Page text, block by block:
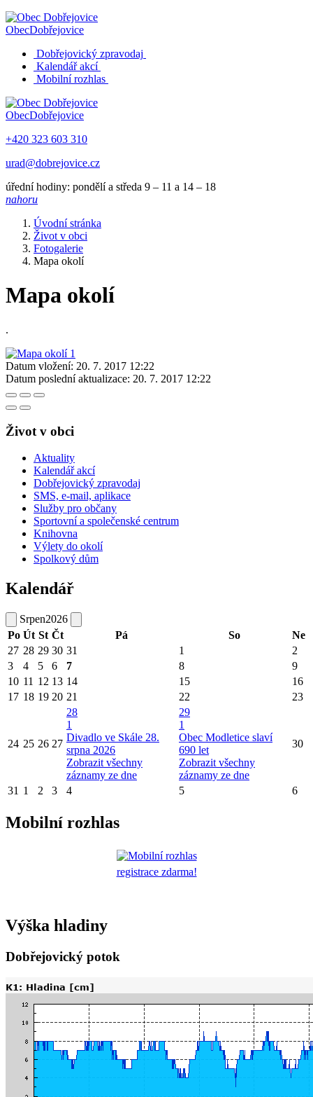
ObecDobřejovice
Dobřejovický zpravodaj
Kalendář akcí
Mobilní rozhlas
ObecDobřejovice
+420 323 603 310
urad@dobrejovice.cz
úřední hodiny: pondělí a středa 9 – 11 a 14 – 18
nahoru
Úvodní stránka
Život v obci
Fotogalerie
Mapa okolí
Mapa okolí
.
Datum vložení: 20. 7. 2017 12:22
Datum poslední aktualizace: 20. 7. 2017 12:22
Život v obci
Aktuality
Kalendář akcí
Dobřejovický zpravodaj
SMS, e-mail, aplikace
Služby pro občany
Sportovní a společenské centrum
Knihovna
Výlety do okolí
Spolkový dům
Kalendář
Srpen2026
Po Út St Čt Pá So
Ne
27 28 29 30 31 1
2
3
4 5 6 7 8
9
10 11 12 13 14 15
16
17 18 19 20 21 22 23
24 25 26 27
28
1
Divadlo ve Skále 28.
srpna 2026
Zobrazit všechny
záznamy ze dne
29
1
Obec Modletice slaví
690 let
Zobrazit všechny
záznamy ze dne
30
31 1 2 3 4 5 6
Mobilní rozhlas
registrace zdarma!
Výška hladiny
Dobřejovický potok